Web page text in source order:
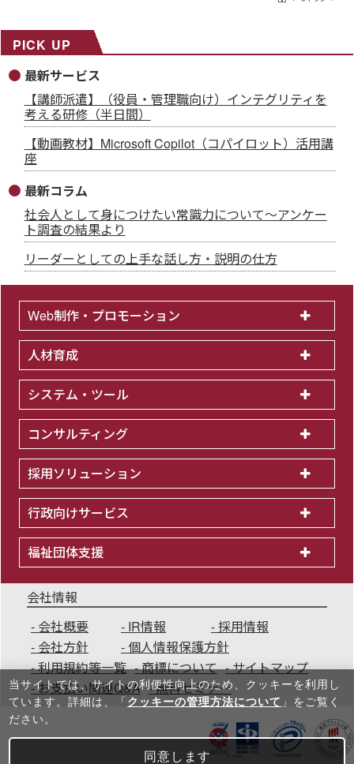
PICK UP
最新サービス
【講師派遣】（役員・管理職向け）インテグリティを
考える研修（半日間）
【動画教材】Microsoft Copilot（コパイロット）活用講
座
最新コラム
社会人として身につけたい常識力について～アンケー
ト調査の結果より
リーダーとしての上手な話し方・説明の仕方
Web制作・プロモーション
人材育成
システム・ツール
コンサルティング
採用ソリューション
行政向けサービス
福祉団体支援
会社情報
会社概要
IR情報
採用情報
会社方針
個人情報保護方針
利用規約等一覧
商標について
サイトマップ
お支払い関連Q&A
無料セミナー
当サイトでは、サイトの利便性向上のため、クッキーを利⽤し
ています。詳細は、「 クッキーの管理方法について 」をご覧く
ださい。
同意します